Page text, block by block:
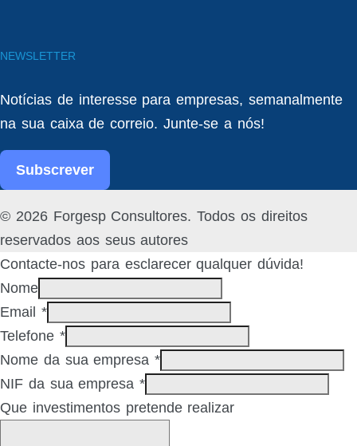
NEWSLETTER
Notícias de interesse para empresas, semanalmente
na sua caixa de correio. Junte-se a nós!
Subscrever
Facebook
Linked
In
© 2026 Forgesp Consultores. Todos os direitos
reservados aos seus autores
Contacte-nos para esclarecer qualquer dúvida!
Nome
Email *
Telefone *
Nome da sua empresa*
NIF da sua empresa*
Que investimentos pretende realizar